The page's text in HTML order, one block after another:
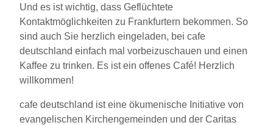
Und es ist wichtig, dass Geflüchtete
Kontaktmöglichkeiten zu Frankfurtern bekommen. So
sind auch Sie herzlich eingeladen, bei cafe
deutschland einfach mal vorbeizuschauen und einen
Kaffee zu trinken. Es ist ein offenes Café! Herzlich
willkommen!
cafe deutschland ist eine ökumenische Initiative von
evangelischen Kirchengemeinden und der Caritas